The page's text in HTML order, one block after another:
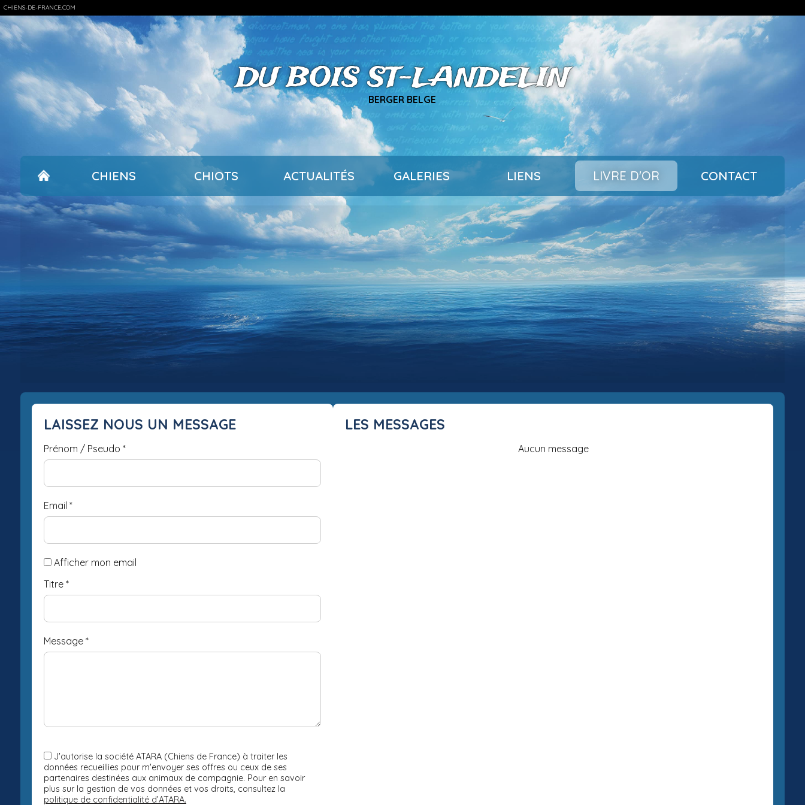
CHIENS-DE-FRANCE.COM
DU BOIS ST-LANDELIN
BERGER BELGE
CHIENS CHIOTS ACTUALITÉS GALERIES LIENS LIVRE D'OR CONTACT
LAISSEZ NOUS UN MESSAGE
Prénom / Pseudo *
Email *
Afficher mon email
Titre *
Message *
J'autorise la société ATARA (Chiens de France) à traiter les
données recueillies pour m'envoyer ses offres ou ceux de ses
partenaires destinées aux animaux de compagnie. Pour en savoir
plus sur la gestion de vos données et vos droits, consultez la
politique de confidentialité d’ATARA.
LES MESSAGES
Aucun message